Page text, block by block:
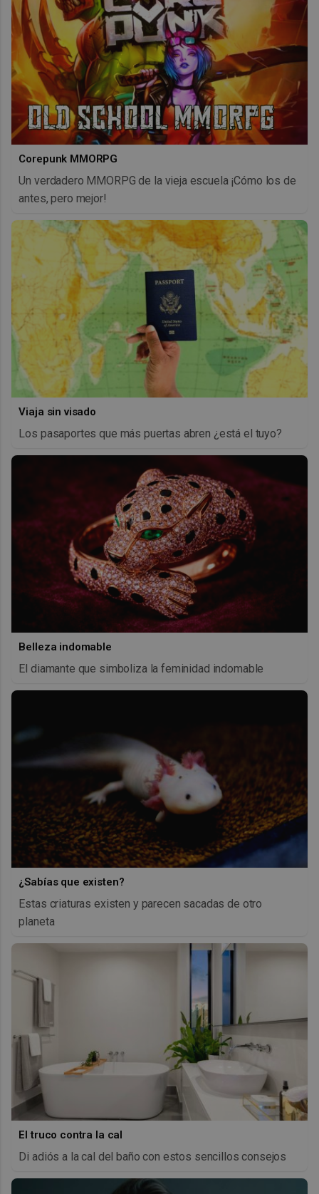
Corepunk MMORPG
Un verdadero MMORPG de la vieja escuela ¡Cómo los de
antes, pero mejor!
Viaja sin visado
Los pasaportes que más puertas abren ¿está el tuyo?
Belleza indomable
El diamante que simboliza la feminidad indomable
¿Sabías que existen?
Estas criaturas existen y parecen sacadas de otro
planeta
El truco contra la cal
Di adiós a la cal del baño con estos sencillos consejos